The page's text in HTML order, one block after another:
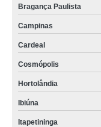
Bragança Paulista
Campinas
Cardeal
Cosmópolis
Hortolândia
Ibiúna
Itapetininga